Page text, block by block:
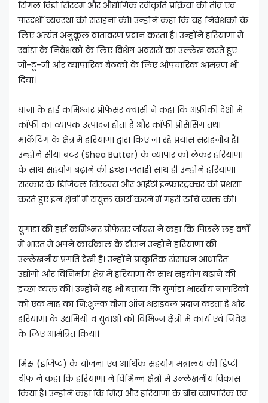
सिंगल विंडो सिस्टम और औद्योगिक स्वीकृति प्रक्रिया की तीव्र एवं
पारदर्शी व्यवस्था की सराहना की। उन्होंने कहा कि यह निवेशकों के
लिए अत्यंत अनुकूल वातावरण प्रदान करता है। उन्होंने हरियाणा में
रवांडा के निवेशकों के लिए विशेष अवसरों का उल्लेख करते हुए
जी-टू-जी और व्यापारिक बैठकों के लिए औपचारिक आमंत्रण भी
दिया।
घाना के हाई कमिश्नर प्रोफेसर क्वासी ने कहा कि अफ्रीकी देशों में
कॉफी का व्यापक उत्पादन होता है और कॉफी प्रोसेसिंग तथा
मार्केटिंग के क्षेत्र में हरियाणा द्वारा किए जा रहे प्रयास सराहनीय हैं।
उन्होंने सीया बटर (Shea Butter) के व्यापार को लेकर हरियाणा
के साथ सहयोग बढ़ाने की इच्छा जताई। साथ ही उन्होंने हरियाणा
सरकार के डिजिटल सिस्टम्स और आईटी इन्फ्रास्ट्रक्चर की प्रशंसा
करते हुए इन क्षेत्रों में संयुक्त कार्य करने में गहरी रुचि व्यक्त की।
युगांडा की हाई कमिश्नर प्रोफेसर जॉयस ने कहा कि पिछले छह वर्षों
में भारत में अपने कार्यकाल के दौरान उन्होंने हरियाणा की
उल्लेखनीय प्रगति देखी है। उन्होंने प्राकृतिक संसाधन आधारित
उद्योगों और विनिर्माण क्षेत्र में हरियाणा के साथ सहयोग बढ़ाने की
इच्छा व्यक्त की। उन्होंने यह भी बताया कि युगांडा भारतीय नागरिकों
को एक माह का नि:शुल्क वीज़ा ऑन अराइवल प्रदान करता है और
हरियाणा के उद्यमियों व युवाओं को विभिन्न क्षेत्रों में कार्य एवं निवेश
के लिए आमंत्रित किया।
मिस्र (इजिप्ट) के योजना एवं आर्थिक सहयोग मंत्रालय की डिप्टी
चीफ ने कहा कि हरियाणा ने विभिन्न क्षेत्रों में उल्लेखनीय विकास
किया है। उन्होंने कहा कि मिस्र और हरियाणा के बीच व्यापारिक एवं